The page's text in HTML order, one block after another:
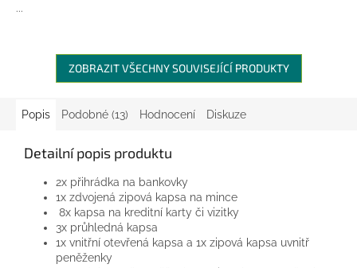
...
ZOBRAZIT VŠECHNY SOUVISEJÍCÍ PRODUKTY
Popis Podobné (13) Hodnocení Diskuze
Detailní popis produktu
2x přihrádka na bankovky
1x zdvojená zipová kapsa na mince
8x kapsa na kreditní karty či vizitky
3x průhledná kapsa
1x vnitřní otevřená kapsa a 1x zipová kapsa uvnitř
peněženky